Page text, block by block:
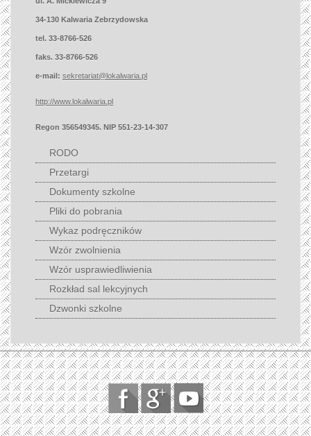
34-130 Kalwaria Zebrzydowska
tel. 33-8766-526
faks. 33-8766-526
e-mail: sekretariat@lokalwaria.pl
http://www.lokalwaria.pl
Regon 356549345. NIP 551-23-14-307
RODO
Przetargi
Dokumenty szkolne
Pliki do pobrania
Wykaz podręczników
Wzór zwolnienia
Wzór usprawiedliwienia
Rozkład sal lekcyjnych
Dzwonki szkolne